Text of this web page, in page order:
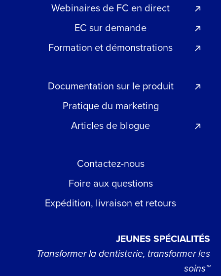
Webinaires de FC en direct
EC sur demande
Formation et démonstrations
Documentation sur le produit
Pratique du marketing
Articles de blogue
Contactez-nous
Foire aux questions
Expédition, livraison et retours
JEUNES SPÉCIALITÉS
Transformer la dentisterie, transformer les
soins™